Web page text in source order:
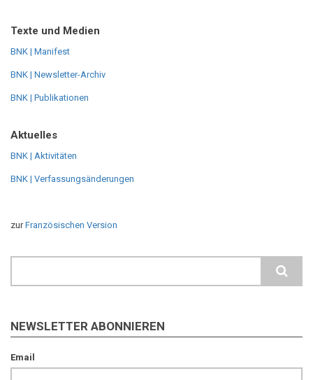
Texte und Medien
BNK | Manifest
BNK | Newsletter-Archiv
BNK | Publikationen
Aktuelles
BNK | Aktivitäten
BNK | Verfassungsänderungen
zurFranzösischen Version
NEWSLETTER ABONNIEREN
Email